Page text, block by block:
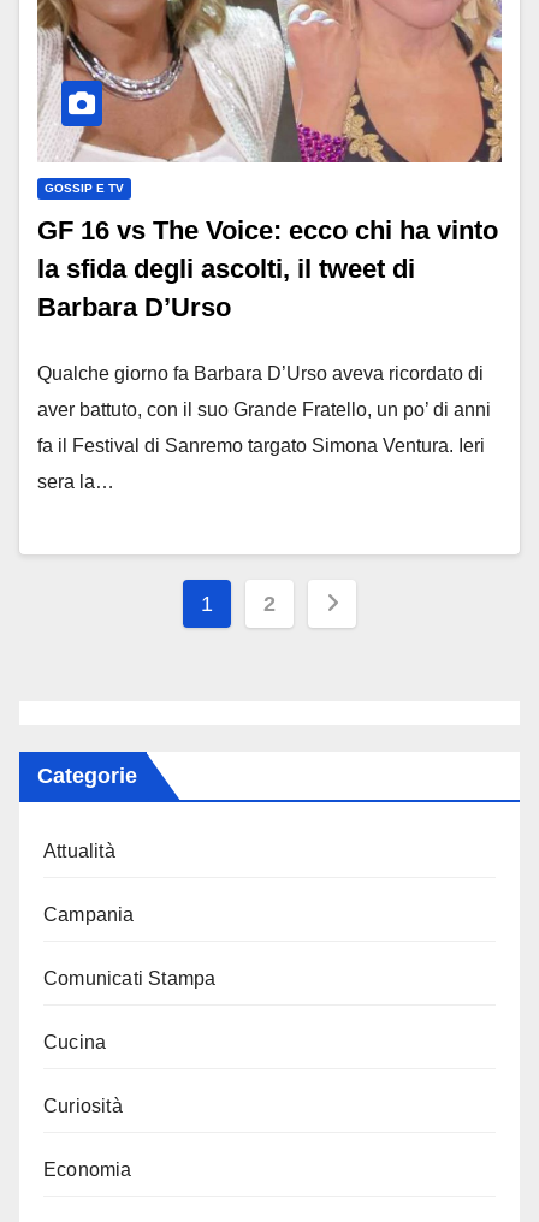
GOSSIP E TV
GF 16 vs The Voice: ecco chi ha vinto
la sfida degli ascolti, il tweet di
Barbara D’Urso
Qualche giorno fa Barbara D’Urso aveva ricordato di
aver battuto, con il suo Grande Fratello, un po’ di anni
fa il Festival di Sanremo targato Simona Ventura. Ieri
sera la…
Paginazione
1 2
Categorie
Attualità
Campania
Comunicati Stampa
Cucina
Curiosità
Economia